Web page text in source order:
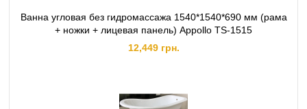
Ванна угловая без гидромассажа 1540*1540*690 мм (рама
+ ножки + лицевая панель) Appollo TS-1515
12,449 грн.